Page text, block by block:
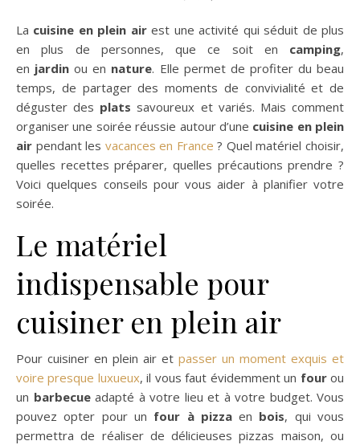
La cuisine en plein airest une activité qui séduit de plus
en plus de personnes, que ce soit en camping,
en jardin ou en nature. Elle permet de profiter du beau
temps, de partager des moments de convivialité et de
déguster des plats savoureux et variés. Mais comment
organiser une soirée réussie autour d’une cuisine en plein
air pendant les vacances en France ? Quel matériel choisir,
quelles recettes préparer, quelles précautions prendre ?
Voici quelques conseils pour vous aider à planifier votre
soirée.
Le matériel
indispensable pour
cuisiner en plein air
Pour cuisiner en plein air et passer un moment exquis et
voire presque luxueux, il vous faut évidemment un fourou
un barbecueadapté à votre lieu et à votre budget. Vous
pouvez opter pour un four à pizzaen bois, qui vous
permettra de réaliser de délicieuses pizzas maison, ou